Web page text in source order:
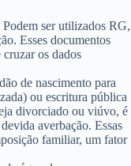
Podem ser utilizados RG,
Esses documentos
os dados
de nascimento para
ou escritura pública
divorciado ou viúvo, é
averbação. Essas
familiar, um fator